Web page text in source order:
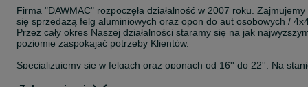
Firma "DAWMAC" rozpoczęła działalność w 2007 roku. Zajmujemy
się sprzedażą felg aluminiowych oraz opon do aut osobowych /
Przez cały okres Naszej działalności staramy się na jak
poziomie zaspokajać potrzeby Klientów.
Specjalizujemy się w felgach oraz oponach od 16'' do 22''. Na